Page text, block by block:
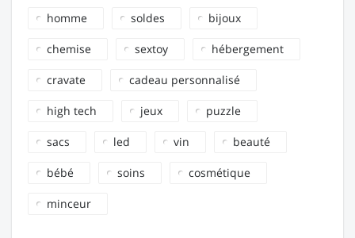
homme soldes bijoux
chemise sextoy hébergement
cravate cadeau personnalisé
high tech jeux puzzle
sacs led vin beauté
bébé soins cosmétique
minceur